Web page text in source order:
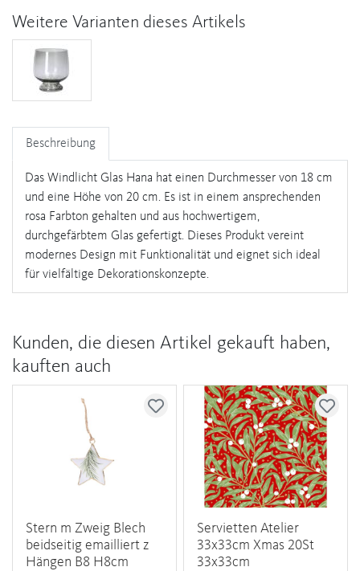
Weitere Varianten dieses Artikels
Beschreibung
Das Windlicht Glas Hana hat einen Durchmesser von 18 cm
und eine Höhe von 20 cm. Es ist in einem ansprechenden
rosa Farbton gehalten und aus hochwertigem,
durchgefärbtem Glas gefertigt. Dieses Produkt vereint
modernes Design mit Funktionalität und eignet sich ideal
für vielfältige Dekorationskonzepte.
Kunden, die diesen Artikel gekauft haben,
kauften auch
Stern m Zweig Blech
beidseitig emailliert z
Hängen B8 H8cm
Servietten Atelier
33x33cm Xmas 20St
33x33cm